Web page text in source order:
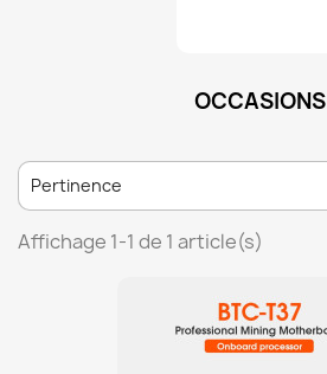
OCCASIONS
Pertinence
Affichage 1-1 de 1 article(s)